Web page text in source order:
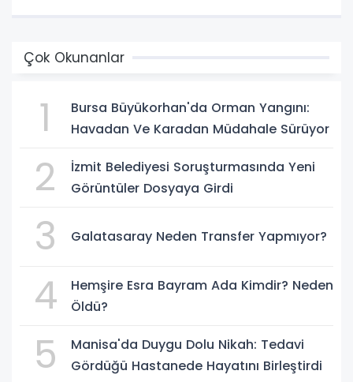
Çok Okunanlar
1
Bursa Büyükorhan'da Orman Yangını:
Havadan Ve Karadan Müdahale Sürüyor
2
İzmit Belediyesi Soruşturmasında Yeni
Görüntüler Dosyaya Girdi
3 Galatasaray Neden Transfer Yapmıyor?
4
Hemşire Esra Bayram Ada Kimdir? Neden
Öldü?
5
Manisa'da Duygu Dolu Nikah: Tedavi
Gördüğü Hastanede Hayatını Birleştirdi